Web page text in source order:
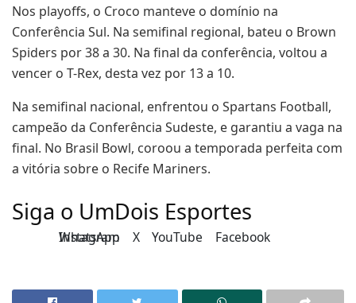
Nos playoffs, o Croco manteve o domínio na
Conferência Sul. Na semifinal regional, bateu o Brown
Spiders por 38 a 30. Na final da conferência, voltou a
vencer o T-Rex, desta vez por 13 a 10.
Na semifinal nacional, enfrentou o Spartans Football,
campeão da Conferência Sudeste, e garantiu a vaga na
final. No Brasil Bowl, coroou a temporada perfeita com
a vitória sobre o Recife Mariners.
Siga o UmDois Esportes
Instagram X YouTube Facebook
WhatsApp